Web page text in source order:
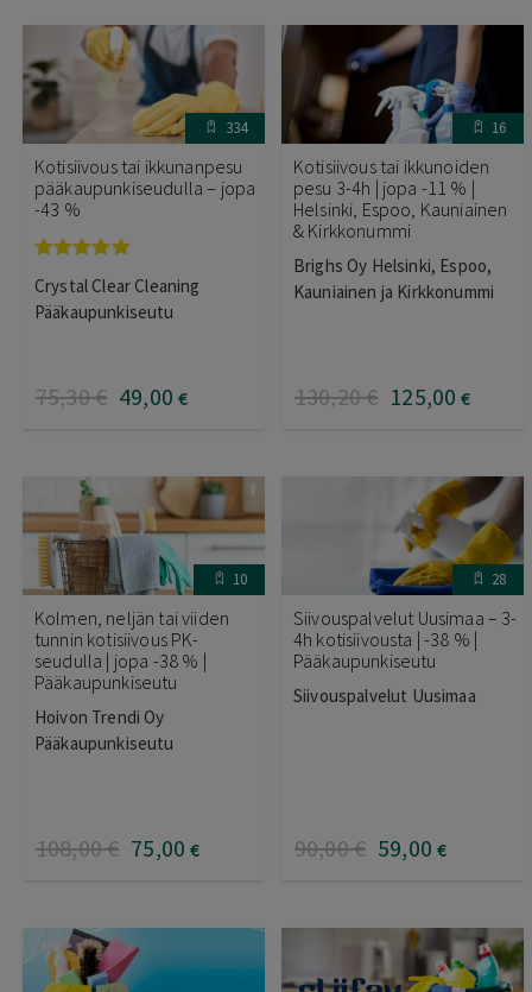
334
Kotisiivous tai ikkunanpesu
pääkaupunkiseudulla – jopa
-43 %
tuotteesta:
4.83 / 5
Crystal Clear Cleaning
Pääkaupunkiseutu
75,30€ 49,00 €
16
Kotisiivous tai ikkunoiden
pesu 3-4h | jopa -11 % |
Helsinki, Espoo, Kauniainen
& Kirkkonummi
Brighs Oy Helsinki, Espoo,
Kauniainen ja Kirkkonummi
130,20€ 125,00 €
10
Kolmen, neljän tai viiden
tunnin kotisiivous PK-
seudulla | jopa -38 % |
Pääkaupunkiseutu
Hoivon Trendi Oy
Pääkaupunkiseutu
108,00€ 75,00 €
28
Siivouspalvelut Uusimaa – 3-
4h kotisiivousta | -38 % |
Pääkaupunkiseutu
Siivouspalvelut Uusimaa
90,00€ 59,00 €